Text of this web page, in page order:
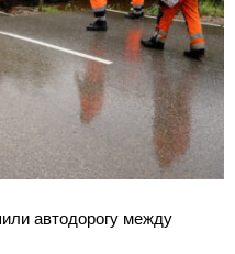
автодорогу между